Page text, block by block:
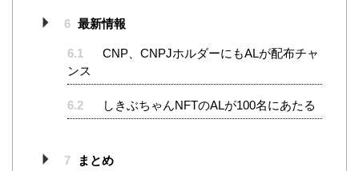
6 最新情報
6.1
CNP、CNPJホルダーにもALが配布チャ
ンス
6.2 しきぶちゃんNFTのALが100名にあたる
7 まとめ